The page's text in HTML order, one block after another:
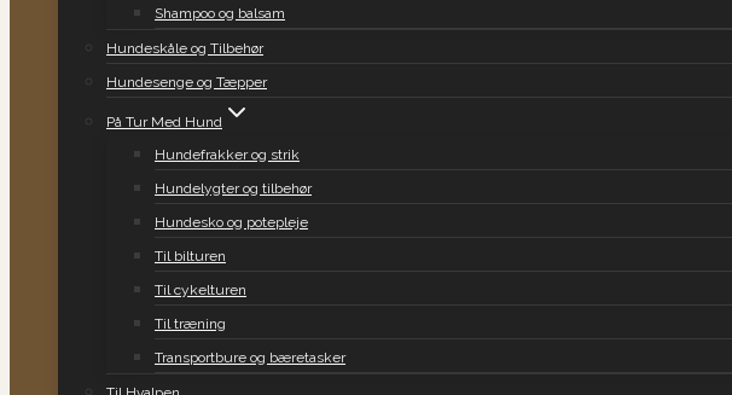
Shampoo og balsam
Hundeskåle og Tilbehør
Hundesenge og Tæpper
På Tur Med Hund
Hundefrakker og strik
Hundelygter og tilbehør
Hundesko og potepleje
Til bilturen
Til cykelturen
Til træning
Transportbure og bæretasker